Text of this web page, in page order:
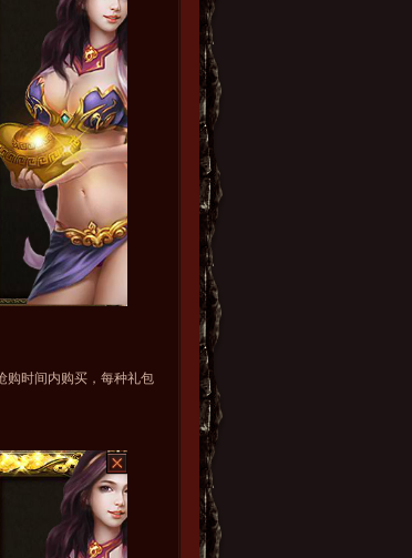
时间内购买，每种礼包